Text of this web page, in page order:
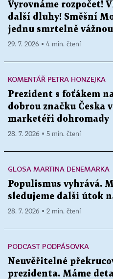
Vyrovnáme rozpočet!
další dluhy! Směšní
jednu smrtelně vážnou
29. 7. 2026 ▪ 4 min. čtení
KOMENTÁŘ PETRA HONZEJKA
Prezident s foťákem
dobrou značku Česka
marketéři dohromady
28. 7. 2026 ▪ 5 min. čtení
GLOSA MARTINA DENEMARKA
Populismus vyhrává.
sledujeme další útok
28. 7. 2026 ▪ 2 min. čtení
PODCAST PODPÁSOVKA
Neuvěřitelné
prezidenta. Máme